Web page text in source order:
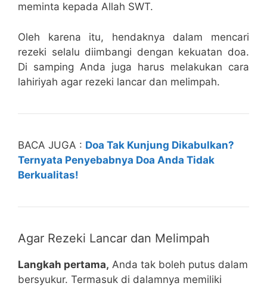
meminta kepada Allah SWT.
Oleh karena itu, hendaknya dalam mencari
rezeki selalu diimbangi dengan kekuatan doa.
Di samping Anda juga harus melakukan cara
lahiriyah agar rezeki lancar dan melimpah.
BACA JUGA : Doa Tak Kunjung Dikabulkan?
Ternyata Penyebabnya Doa Anda Tidak
Berkualitas!
Agar Rezeki Lancar dan Melimpah
Langkah pertama, Anda tak boleh putus dalam
bersyukur. Termasuk di dalamnya memiliki